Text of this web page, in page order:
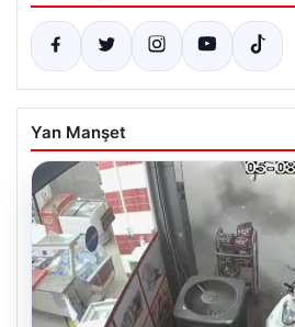
Yan Manşet